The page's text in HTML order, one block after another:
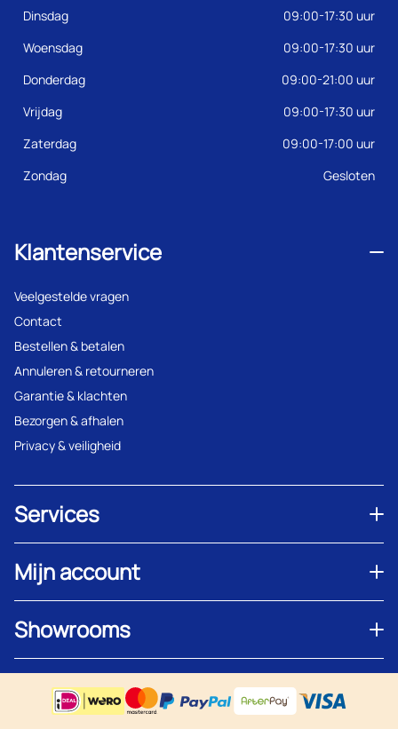
Klantenservice
Veelgestelde vragen
Contact
Bestellen & betalen
Annuleren & retourneren
Garantie & klachten
Bezorgen & afhalen
Privacy & veiligheid
Services
Mijn account
Showrooms
Dinsdag
09:00-17:30 uur
Woensdag
09:00-17:30 uur
Donderdag
09:00-21:00 uur
Vrijdag
09:00-17:30 uur
Zaterdag
09:00-17:00 uur
Zondag
Gesloten